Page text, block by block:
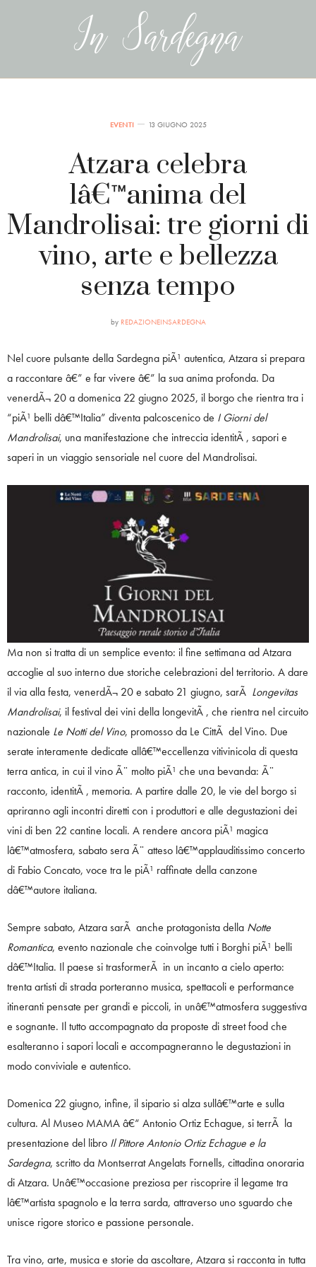
EVENTI 13 GIUGNO 2025
Atzara celebra
lâ€™anima del
Mandrolisai: tre giorni di
vino, arte e bellezza
senza tempo
by REDAZIONEINSARDEGNA
Nel cuore pulsante della Sardegna piÃ¹ autentica, Atzara si prepara
a raccontare â€” e far vivere â€” la sua anima profonda. Da
venerdÃ¬ 20 a domenica 22 giugno 2025, il borgo che rientra tra i
“piÃ¹ belli dâ€™Italia” diventa palcoscenico de I Giorni del
Mandrolisai, una manifestazione che intreccia identitÃ , sapori e
saperi in un viaggio sensoriale nel cuore del Mandrolisai.
Ma non si tratta di un semplice evento: il fine settimana ad Atzara
accoglie al suo interno due storiche celebrazioni del territorio. A dare
il via alla festa, venerdÃ¬ 20 e sabato 21 giugno, sarÃ Longevitas
Mandrolisai, il festival dei vini della longevitÃ , che rientra nel circuito
nazionale Le Notti del Vino, promosso da Le CittÃ del Vino. Due
serate interamente dedicate allâ€™eccellenza vitivinicola di questa
terra antica, in cui il vino Ã¨ molto piÃ¹ che una bevanda: Ã¨
racconto, identitÃ , memoria. A partire dalle 20, le vie del borgo si
apriranno agli incontri diretti con i produttori e alle degustazioni dei
vini di ben 22 cantine locali. A rendere ancora piÃ¹ magica
lâ€™atmosfera, sabato sera Ã¨ atteso lâ€™applauditissimo concerto
di Fabio Concato, voce tra le piÃ¹ raffinate della canzone
dâ€™autore italiana.
Sempre sabato, Atzara sarÃ anche protagonista della Notte
Romantica, evento nazionale che coinvolge tutti i Borghi piÃ¹ belli
dâ€™Italia. Il paese si trasformerÃ in un incanto a cielo aperto:
trenta artisti di strada porteranno musica, spettacoli e performance
itineranti pensate per grandi e piccoli, in unâ€™atmosfera suggestiva
e sognante. Il tutto accompagnato da proposte di street food che
esalteranno i sapori locali e accompagneranno le degustazioni in
modo conviviale e autentico.
Domenica 22 giugno, infine, il sipario si alza sullâ€™arte e sulla
cultura. Al Museo MAMA â€“ Antonio Ortiz Echague, si terrÃ la
presentazione del libro Il Pittore Antonio Ortiz Echague e la
Sardegna, scritto da Montserrat Angelats Fornells, cittadina onoraria
di Atzara. Unâ€™occasione preziosa per riscoprire il legame tra
lâ€™artista spagnolo e la terra sarda, attraverso uno sguardo che
unisce rigore storico e passione personale.
Tra vino, arte, musica e storie da ascoltare, Atzara si racconta in tutta